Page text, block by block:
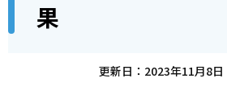
す
ら
果
更新日：2023年11月8日